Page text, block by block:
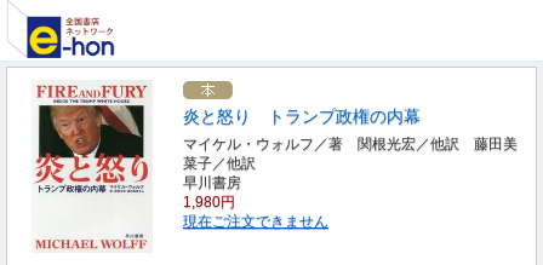
炎と怒り トランプ政権の内幕
マイケル・ウォルフ／著 関根光宏／他訳 藤田美
菜子／他訳
早川書房
1,980円
現在ご注文できません